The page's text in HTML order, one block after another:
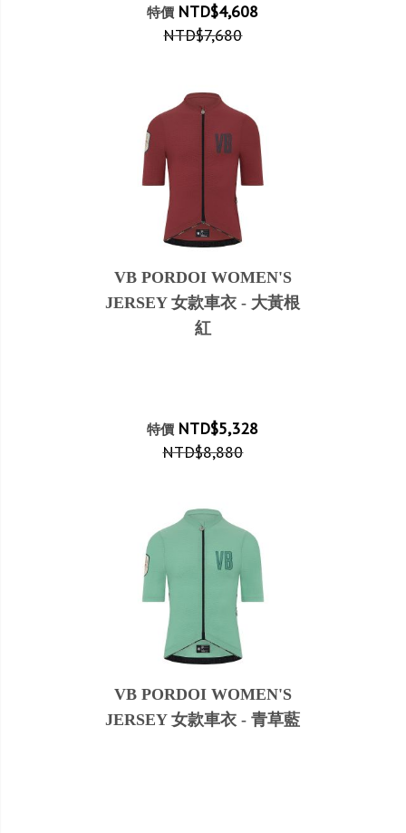
特價 NTD$4,608
NTD$7,680
VB PORDOI WOMEN'S
JERSEY 女款車衣 - 大黃根
紅
特價 NTD$5,328
NTD$8,880
VB PORDOI WOMEN'S
JERSEY 女款車衣 - 青草藍